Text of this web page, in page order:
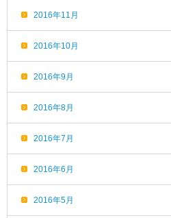
2016年11月
2016年10月
2016年9月
2016年8月
2016年7月
2016年6月
2016年5月